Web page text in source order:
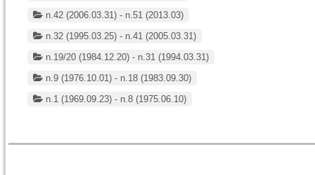
n.42 (2006.03.31) - n.51 (2013.03)
n.32 (1995.03.25) - n.41 (2005.03.31)
n.19/20 (1984.12.20) - n.31 (1994.03.31)
n.9 (1976.10.01) - n.18 (1983.09.30)
n.1 (1969.09.23) - n.8 (1975.06.10)